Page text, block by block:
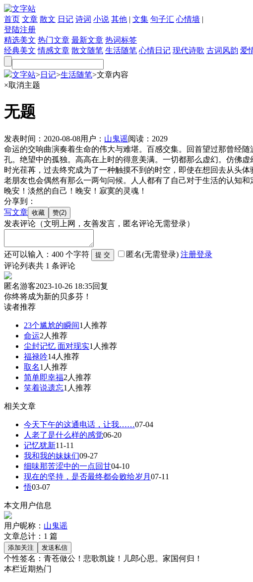
首页 文章 散文 日记 诗词 小说 其他 | 文集 句子汇 心情墙 |
登陆注册
精选美文 热门文章 最新文章 热词标签
经典美文 情感文章 散文随笔 生活随笔 心情日记 现代诗歌 古词风韵 爱
文字站>日记>生活随笔>文章内容
×取消主题
无题
发表时间： 2020-08-08用户： 山鬼谣阅读： 2029
命运的交响曲演奏着生命的伟大与难堪。百感交集。回首望过那曾经
孔。绝望中的孤独。高高在上时的得意美满。一切都那么虚幻。仿佛虚
时光荏苒，过去终究成为了一种触摸不到的时空，即使在想回去从头
老朋友也会偶然有那么一两句问候。人人都有了自己对于生活的认知
晚安！淡然的自己！晚安！寂寞的灵魂！
分享到：
写文章
发表评论 （文明上网，友善发言，匿名评论无需登录）
还可以输入： 400 个字符 匿名(无需登录) 注册登录
评论列表共 1 条评论
匿名游客2023-10-26 18:35回复
你终将成为新的贝多芬！
读者推荐
23个尴尬的瞬间1人推荐
命运2人推荐
尘封记忆 面对现实1人推荐
福禄吟14人推荐
取名1人推荐
简单即幸福2人推荐
笑着说遗忘1人推荐
相关文章
今天下午的这通电话，让我……07-04
人老了是什么样的感觉06-20
记忆犹新11-11
我和我的妹妹们09-27
细味那苦涩中的一点回甘04-10
现在的坚持，是否最终都会败给岁月 07-11
悟03-07
本文用户信息
用户昵称： 山鬼谣
文章总计： 1 篇
个性签名： 青苍做公！悲歌凯旋！儿郎心思。家国何归！
本栏近期热门